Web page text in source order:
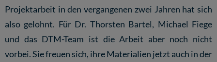
Projektarbeit in den vergangenen zwei Jahren hat sich
also gelohnt. Für Dr. Thorsten Bartel, Michael Fiege
und das DTM-Team ist die Arbeit aber noch nicht
vorbei. Sie freuen sich, ihre Materialien jetzt auch in der